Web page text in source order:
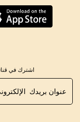
اشترك في